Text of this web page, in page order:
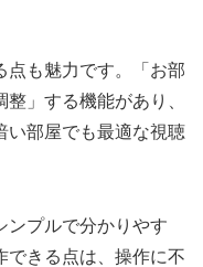
点も魅力です。「お部
」する機能があり、
い部屋でも最適な視聴
ンプルで分かりやす
できる点は、操作に不